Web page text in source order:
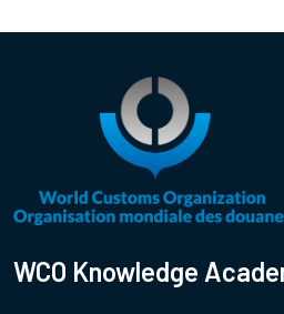
WCO Knowledge